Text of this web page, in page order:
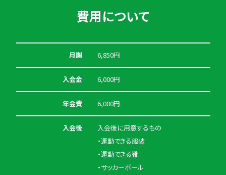
費用について
月謝 6,850円
入会金 6,000円
年会費 6,000円
入会後
入会後に用意するもの
・運動できる服装
・運動できる靴
・サッカーボール